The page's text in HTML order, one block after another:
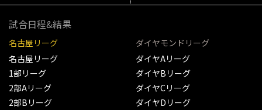
試合日程&結果
名古屋リーグ
名古屋リーグ
1部リーグ
2部Aリーグ
2部Bリーグ
ダイヤモンドリーグ
ダイヤAリーグ
ダイヤBリーグ
ダイヤCリーグ
ダイヤDリーグ